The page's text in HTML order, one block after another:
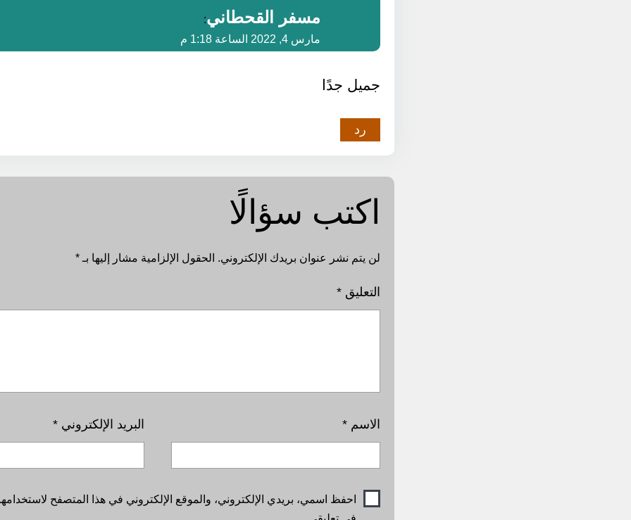
مسفر القحطاني:
مارس 4, 2022 الساعة 1:18 م
جميل جدًا
رد
اكتب سؤالًا
لن يتم نشر عنوان بريدك الإلكتروني. الحقول الإلزامية مشار إليها بـ *
التعليق *
الاسم * البريد الإلكتروني *
احفظ اسمي، بريدي الإلكتروني، والموقع الإلكتروني في هذا المتصفح